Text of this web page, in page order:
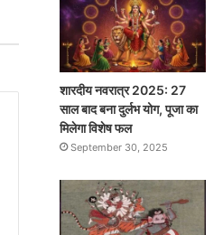
शारदीय नवरात्र 2025: 27
साल बाद बना दुर्लभ योग, पूजा का
मिलेगा विशेष फल
September 30, 2025